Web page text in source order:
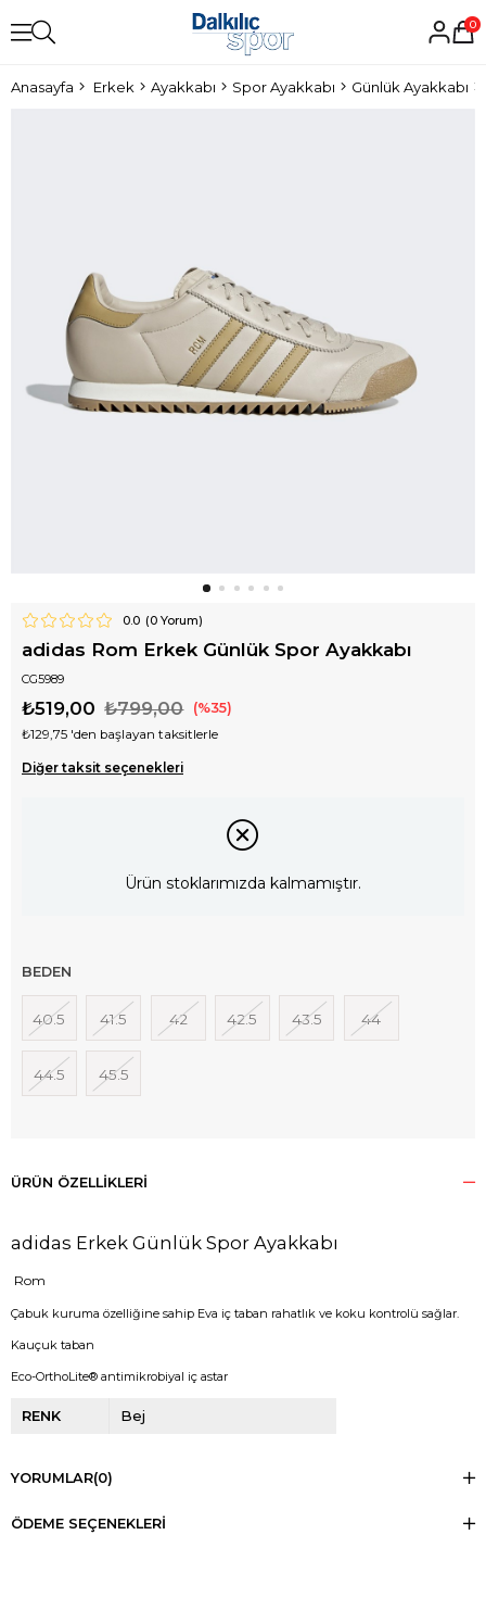
0
Anasayfa Erkek Ayakkabı Spor Ayakkabı Günlük Ayakkabı
0.0 (0Yorum)
adidas Rom Erkek Günlük Spor Ayakkabı
CG5989
₺799,00
₺519,00 35
₺129,75 'den başlayan taksitlerle
Diğer taksit seçenekleri
Ürün stoklarımızda kalmamıştır.
BEDEN
40.5 41.5 42 42.5 43.5 44
44.5 45.5
ÜRÜN ÖZELLIKLERI
adidas Erkek Günlük Spor Ayakkabı
Rom
Çabuk kuruma özelliğine sahip Eva iç taban rahatlık ve koku kontrolü sağlar.
Kauçuk taban
Eco-OrthoLite® antimikrobiyal iç astar
RENK Bej
YORUMLAR(0)
ÖDEME SEÇENEKLERI